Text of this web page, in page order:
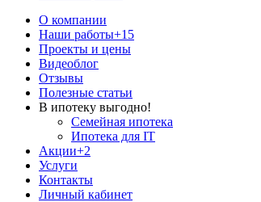
О компании
Наши работы+15
Проекты и цены
Видеоблог
Отзывы
Полезные статьи
В ипотеку выгодно!
Семейная ипотека
Ипотека для IT
Акции+2
Услуги
Контакты
Личный кабинет